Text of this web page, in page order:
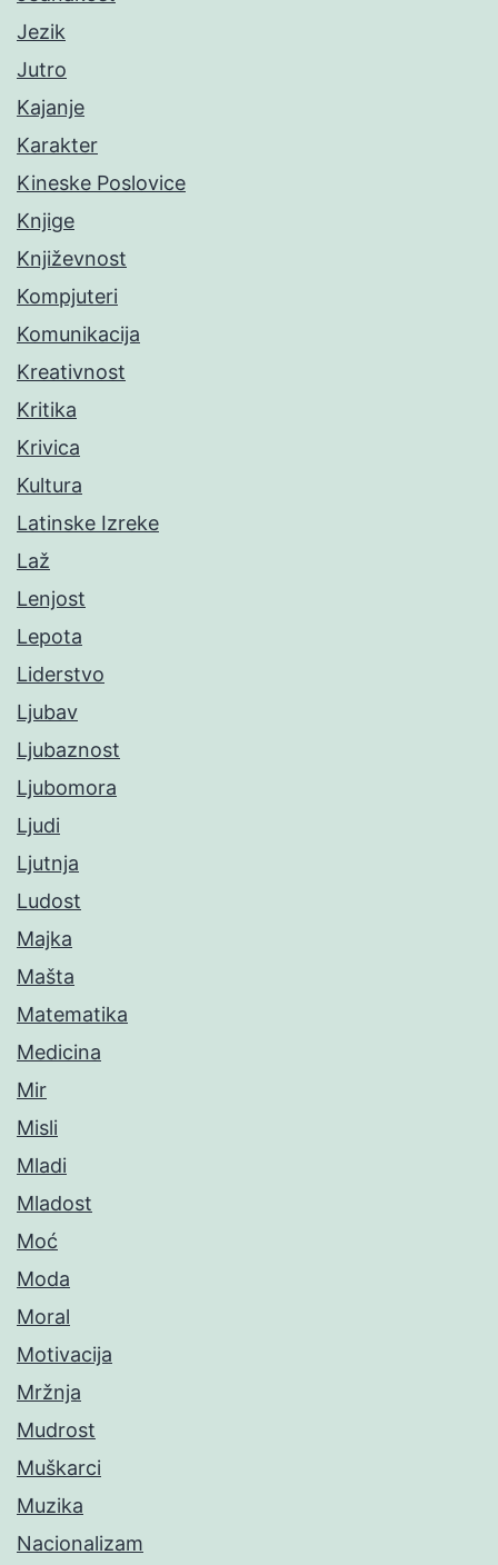
Jezik
Jutro
Kajanje
Karakter
Kineske Poslovice
Knjige
Književnost
Kompjuteri
Komunikacija
Kreativnost
Kritika
Krivica
Kultura
Latinske Izreke
Laž
Lenjost
Lepota
Liderstvo
Ljubav
Ljubaznost
Ljubomora
Ljudi
Ljutnja
Ludost
Majka
Mašta
Matematika
Medicina
Mir
Misli
Mladi
Mladost
Moć
Moda
Moral
Motivacija
Mržnja
Mudrost
Muškarci
Muzika
Nacionalizam